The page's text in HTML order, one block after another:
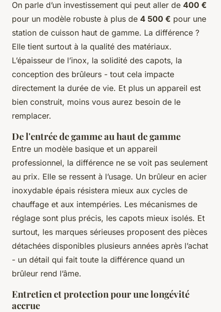
On parle d’un investissement qui peut aller de 400 €
pour un modèle robuste à plus de 4 500 € pour une
station de cuisson haut de gamme. La différence ?
Elle tient surtout à la qualité des matériaux.
L’épaisseur de l’inox, la solidité des capots, la
conception des brûleurs - tout cela impacte
directement la durée de vie. Et plus un appareil est
bien construit, moins vous aurez besoin de le
remplacer.
De l'entrée de gamme au haut de gamme
Entre un modèle basique et un appareil
professionnel, la différence ne se voit pas seulement
au prix. Elle se ressent à l’usage. Un brûleur en acier
inoxydable épais résistera mieux aux cycles de
chauffage et aux intempéries. Les mécanismes de
réglage sont plus précis, les capots mieux isolés. Et
surtout, les marques sérieuses proposent des pièces
détachées disponibles plusieurs années après l’achat
- un détail qui fait toute la différence quand un
brûleur rend l’âme.
Entretien et protection pour une longévité
accrue